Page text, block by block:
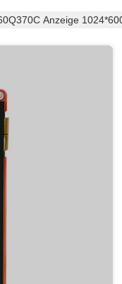
Anzeige